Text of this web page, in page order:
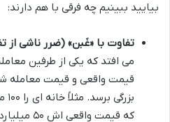
بیایید ببینیم چه فرقی با هم دارند:
تفاوت با «غَبن» (ضرر ناشی از
می افتد که یکی از طرفین
قیمت واقعی و قیمت معامله
که قیمت